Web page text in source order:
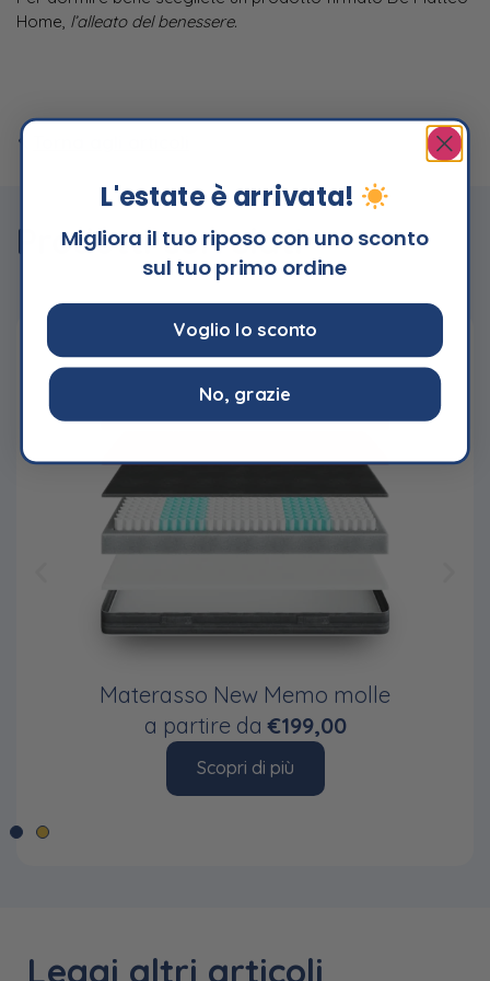
Home, l’alleato del benessere.
Prodotti correlati
Materasso New Memo molle
a partire da€199,00
Scopri di più
Leggi altri articoli
L'estate è arrivata!
Migliora il tuo riposo con uno sconto
sul tuo primo ordine
Voglio lo sconto
No, grazie